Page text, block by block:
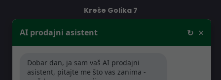
Kreše Golika 7
RADNO VRIJEME
AI prodajni asistent ↻ ×
Dobar dan, ja sam vaš AI prodajni
asistent, pitajte me što vas zanima -